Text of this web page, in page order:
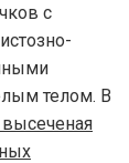
с
телом. В